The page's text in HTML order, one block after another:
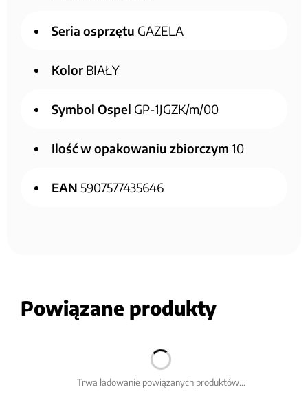
Seria osprzętu GAZELA
Kolor BIAŁY
Symbol Ospel GP-1JGZK/m/00
Ilość w opakowaniu zbiorczym 10
EAN 5907577435646
Powiązane produkty
Trwa ładowanie powiązanych produktów...